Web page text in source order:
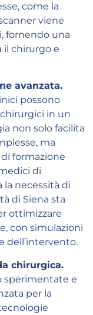
come la
viene
fornendo una
il chirurgo e
avanzata.
possono
in un
non solo facilita
ma
formazione
di
la necessità di
di Siena sta
ottimizzare
con simulazioni
dell’intervento.
chirurgica.
sperimentate e
per la